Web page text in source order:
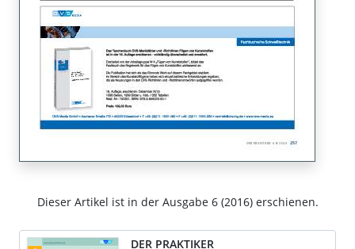
Dieser Artikel ist in der Ausgabe 6 (2016) erschienen.
DER PRAKTIKER